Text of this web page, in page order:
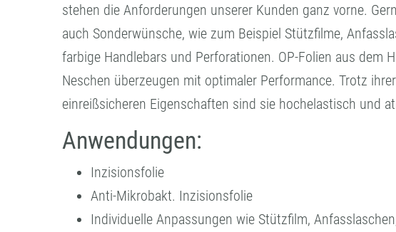
stehen die Anforderungen unserer Kunden ganz vorne.
auch Sonderwünsche, wie zum Beispiel Stützfilme,
farbige Handlebars und Perforationen. OP-Folien aus dem
Neschen überzeugen mit optimaler Performance. Trotz
einreißsicheren Eigenschaften sind sie hochelastisch und
Anwendungen:
Inzisionsfolie
Anti-Mikrobakt. Inzisionsfolie
Individuelle Anpassungen wie Stützfilm,